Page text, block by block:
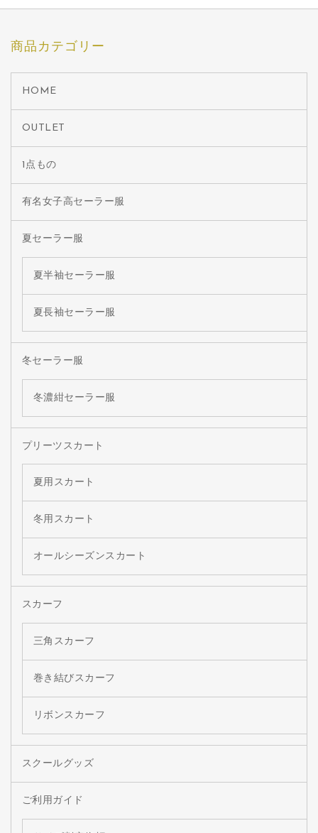
商品カテゴリー
HOME
OUTLET
1点もの
有名女子高セーラー服
夏セーラー服
夏半袖セーラー服
夏長袖セーラー服
冬セーラー服
冬濃紺セーラー服
プリーツスカート
夏用スカート
冬用スカート
オールシーズンスカート
スカーフ
三角スカーフ
巻き結びスカーフ
リボンスカーフ
スクールグッズ
ご利用ガイド